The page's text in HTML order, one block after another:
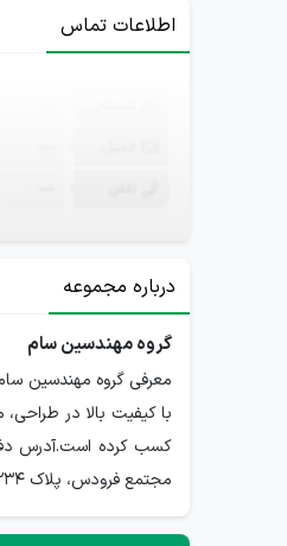
اطلاعات تماس
درباره مجموعه
گروه مهندسین سام
با کیفیت بالا در
مجتمع فرودس، پلاک 234